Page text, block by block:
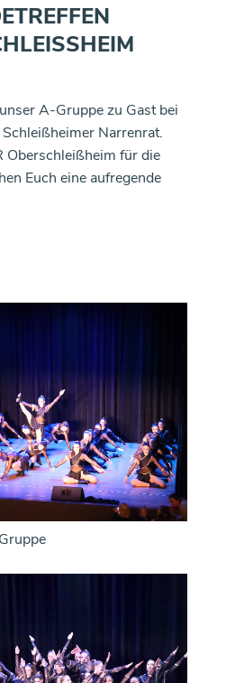
A-Gruppe zu Gast bei
Narrenrat.
Oberschleißheim für die
Euch eine aufregende